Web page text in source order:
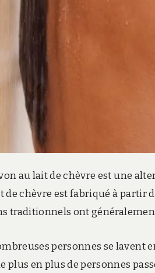
au lait de chèvre est une
de chèvre est fabriqué à partir
traditionnels ont
personnes se lavent
plus en plus de personnes